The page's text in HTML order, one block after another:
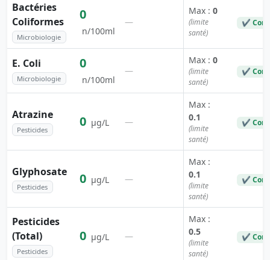
Bactéries
Coliformes
Microbiologie
0
n/100ml
—
Max : 0
(limite
santé)
✔
E. Coli
Microbiologie
0
n/100ml
—
Max : 0
(limite
santé)
✔
Atrazine
Pesticides
0 µg/L —
Max :
0.1
(limite
santé)
✔
Glyphosate
Pesticides
0 µg/L —
Max :
0.1
(limite
santé)
✔
Pesticides
(Total)
Pesticides
0 µg/L —
Max :
0.5
(limite
santé)
✔